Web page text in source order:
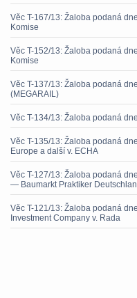
Věc T-167/13: Žaloba podaná
Komise
Věc T-152/13: Žaloba podaná
Komise
Věc T-137/13: Žaloba podaná
(MEGARAIL)
Věc T-134/13: Žaloba podaná
Věc T-135/13: Žaloba podaná
Europe a další v. ECHA
Věc T-127/13: Žaloba podaná
— Baumarkt Praktiker
Věc T-121/13: Žaloba podaná
Investment Company v. Rada